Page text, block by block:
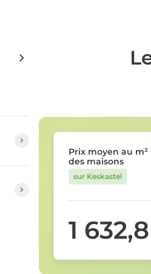
Prix moyen au m²
des maisons
sur Keskastel
1